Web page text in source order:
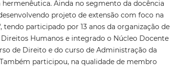
Ainda no segmento da docência
projeto de extensão com foco na
tendo participado por 13 anos da organização de
Direitos Humanos e integrado o Núcleo Docente
de Direito e do curso de Administração da
Também participou, na qualidade de membro